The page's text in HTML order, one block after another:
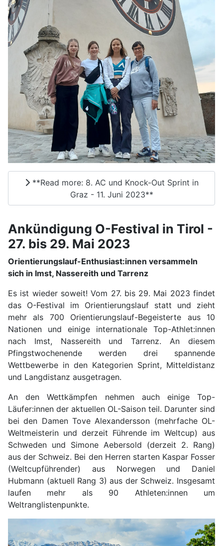
**Read more: 8. AC und Knock-Out Sprint in
Graz - 11. Juni 2023**
Ankündigung O-Festival in Tirol -
27. bis 29. Mai 2023
Orientierungslauf-Enthusiast:innen versammeln
sich in Imst, Nassereith und Tarrenz
Es ist wieder soweit! Vom 27. bis 29. Mai 2023 findet
das O-Festival im Orientierungslauf statt und zieht
mehr als 700 Orientierungslauf-Begeisterte aus 10
Nationen und einige internationale Top-Athlet:innen
nach Imst, Nassereith und Tarrenz. An diesem
Pfingstwochenende werden drei spannende
Wettbewerbe in den Kategorien Sprint, Mitteldistanz
und Langdistanz ausgetragen.
An den Wettkämpfen nehmen auch einige Top-
Läufer:innen der aktuellen OL-Saison teil. Darunter sind
bei den Damen Tove Alexandersson (mehrfache OL-
Weltmeisterin und derzeit Führende im Weltcup) aus
Schweden und Simone Aebersold (derzeit 2. Rang)
aus der Schweiz. Bei den Herren starten Kaspar Fosser
(Weltcupführender) aus Norwegen und Daniel
Hubmann (aktuell Rang 3) aus der Schweiz. Insgesamt
laufen mehr als 90 Athleten:innen um
Weltranglistenpunkte.